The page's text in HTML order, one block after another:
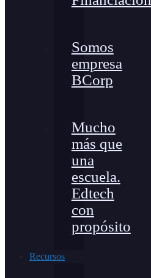
Somos
empresa
BCorp
Mucho
más que
una
escuela.
Edtech
con
propósito
Recursos